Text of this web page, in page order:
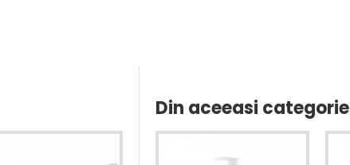
Din aceeasi categorie